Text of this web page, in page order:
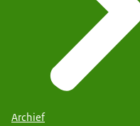
Archief